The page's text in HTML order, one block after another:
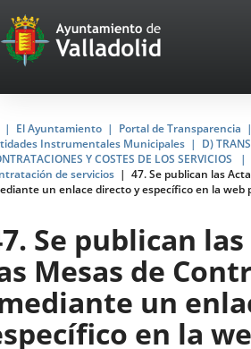
Portal
Web
del
Ayuntamiento
de
Valladolid
El Ayuntamiento Portal de Transparencia
Instrumentales Municipales
D)
Y COSTES DE LOS SERVICIOS
de servicios
47. Se publican las
un enlace directo y específico en la web
Se publican
Mesas de
un
en la